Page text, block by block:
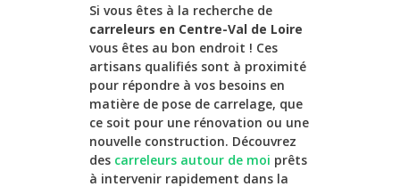
Si vous êtes à la recherche de
carreleurs en Centre-Val de Loire
vous êtes au bon endroit ! Ces
artisans qualifiés sont à proximité
pour répondre à vos besoins en
matière de pose de carrelage, que
ce soit pour une rénovation ou une
nouvelle construction. Découvrez
des carreleurs autour de moi prêts
à intervenir rapidement dans la